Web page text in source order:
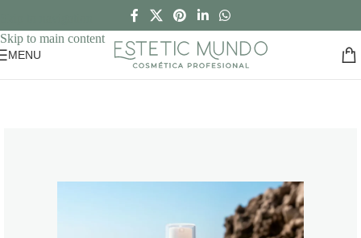
Skip to main content
MENU